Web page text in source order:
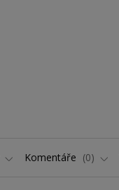
Komentáře 0